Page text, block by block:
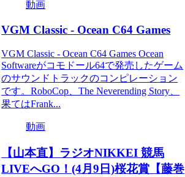
動画
VGM Classic - Ocean C64 Games
VGM Classic - Ocean C64 Games Ocean
Softwareがコモドール64で発売したゲーム
のサウンドトラックのコンピレーション
です。RoboCop、The Neverending Story、
果てはFrank...
動画
【山本直】ラジオNIKKEI 競馬
LIVEへGO！(4月9日)桜花賞【藤巻